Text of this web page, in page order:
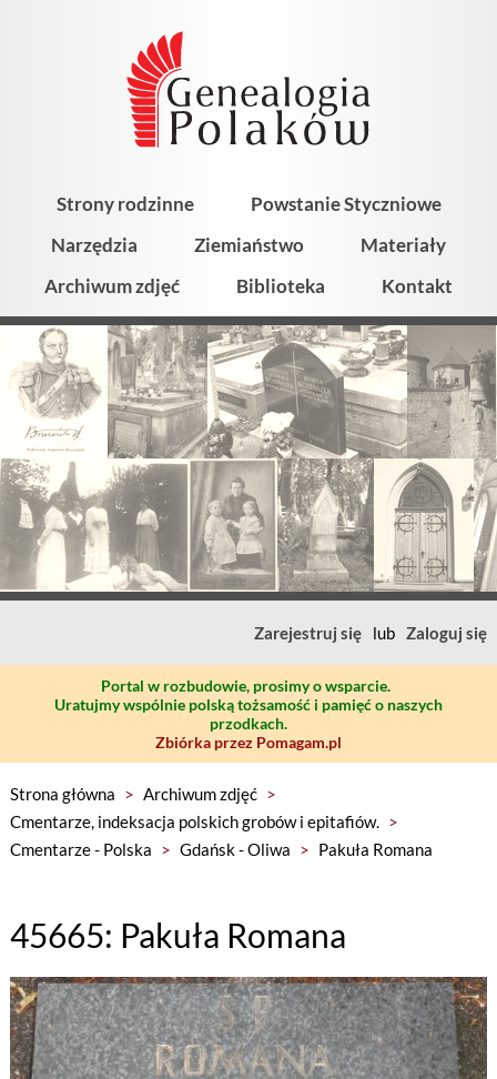
Strony rodzinne
Powstanie Styczniowe
Narzędzia
Ziemiaństwo
Materiały
Archiwum zdjęć
Biblioteka Kontakt
Zarejestruj się lub Zaloguj się
Portal w rozbudowie, prosimy o wsparcie.
Uratujmy wspólnie polską tożsamość i pamięć o naszych
przodkach.
Zbiórka przez Pomagam.pl
Strona główna > Archiwum zdjęć >
Cmentarze, indeksacja polskich grobów i epitafiów. >
Cmentarze - Polska > Gdańsk - Oliwa > Pakuła Romana
45665: Pakuła Romana